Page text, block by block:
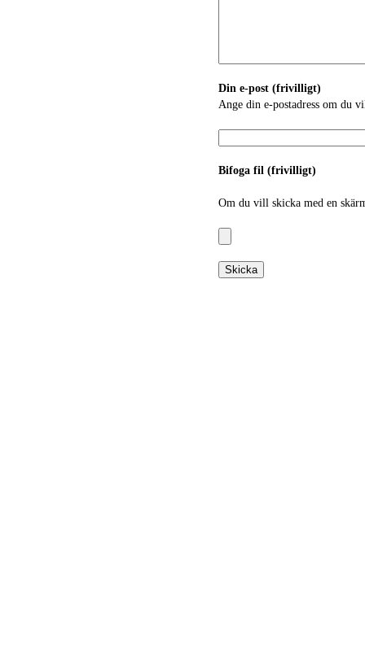
Din e-post (frivilligt)
Ange din e-postadress om du
Bifoga fil (frivilligt)
Om du vill skicka med en